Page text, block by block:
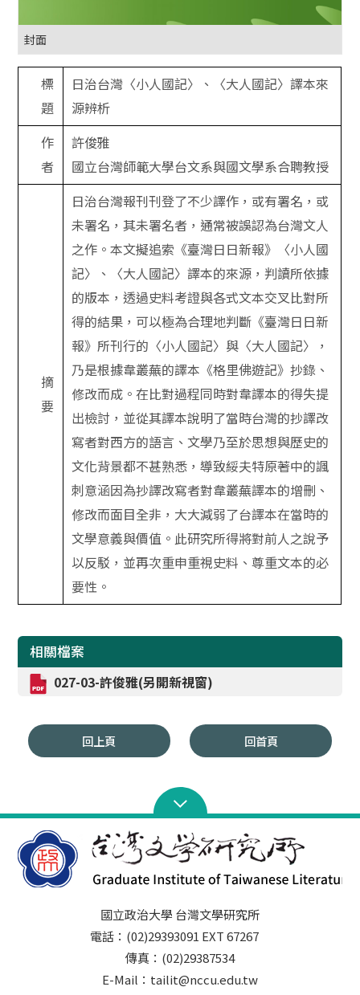
封面
標
題
日治台灣〈小人國記〉、〈大人國記〉譯本來
源辨析
作
者
許俊雅
國立台灣師範大學台文系與國文學系合聘教授
摘
要
日治台灣報刊刊登了不少譯作，或有署名，或
未署名，其未署名者，通常被誤認為台灣文人
之作。本文擬追索《臺灣日日新報》〈小人國
記〉、〈大人國記〉譯本的來源，判讀所依據
的版本，透過史料考證與各式文本交叉比對所
得的結果，可以極為合理地判斷《臺灣日日新
報》所刊行的〈小人國記〉與〈大人國記〉，
乃是根據韋叢蕪的譯本《格里佛遊記》抄錄、
修改而成。在比對過程同時對韋譯本的得失提
出檢討，並從其譯本說明了當時台灣的抄譯改
寫者對西方的語言、文學乃至於思想與歷史的
文化背景都不甚熟悉，導致綏夫特原著中的諷
刺意涵因為抄譯改寫者對韋叢蕪譯本的增刪、
修改而面目全非，大大減弱了台譯本在當時的
文學意義與價值。此研究所得將對前人之說予
以反駁，並再次重申重視史料、尊重文本的必
要性。
相關檔案
027-03-許俊雅(另開新視窗)
回上頁 回首頁
國立政治大學 台灣文學研究所
電話：(02)29393091 EXT 67267
傳真：(02)29387534
E-Mail：tailit@nccu.edu.tw